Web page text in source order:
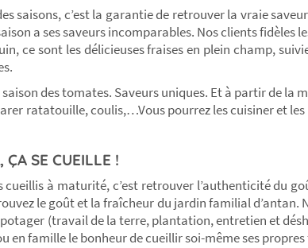
saisons, c’est la garantie de retrouver la vraie
a ses saveurs incomparables. Nos clients fidèles
ce sont les délicieuses fraises en plein champ,
saison des tomates. Saveurs uniques. Et à partir de la
ratatouille, coulis,…Vous pourrez les cuisiner et
ÇA SE CUEILLE !
cueillis à maturité, c’est retrouver l’authenticité du
le goût et la fraîcheur du jardin familial d’antan.
(travail de la terre, plantation, entretien et
en famille le bonheur de cueillir soi-même ses